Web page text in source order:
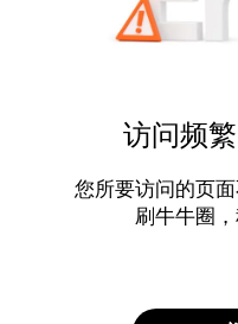
访问频
您所要访问的页
刷牛牛圈